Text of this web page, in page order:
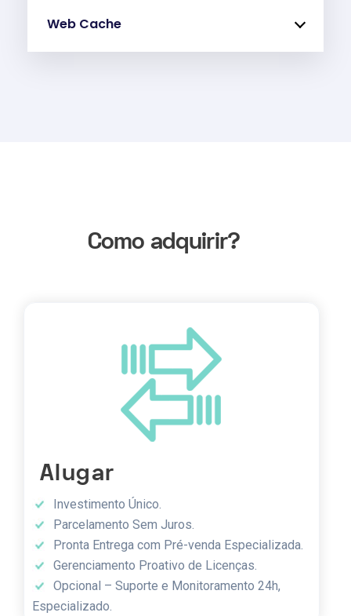
Web Cache
Como adquirir?
Alugar
Investimento Único.
Parcelamento Sem Juros.
Pronta Entrega com Pré-venda Especializada.
Gerenciamento Proativo de Licenças.
Opcional – Suporte e Monitoramento 24h,
Especializado.